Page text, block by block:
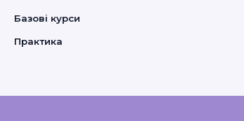
Базові курси
Практика